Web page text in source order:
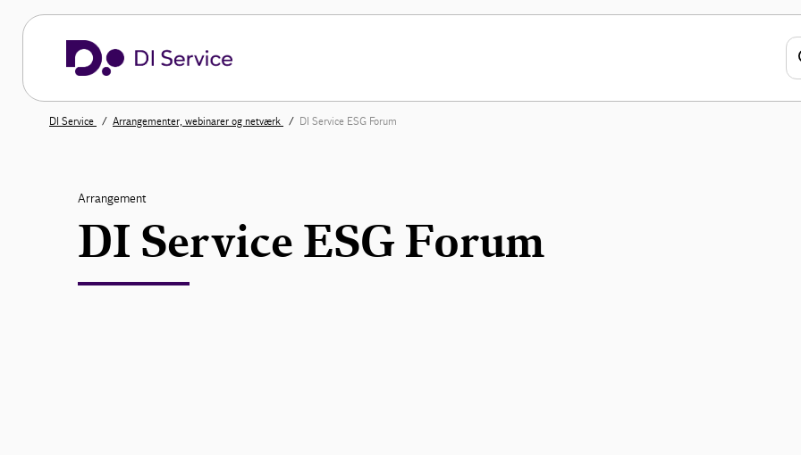
DI Service Arrangementer, webinarer og netværk DI Service ESG Forum
Arrangement
DI Service ESG Forum